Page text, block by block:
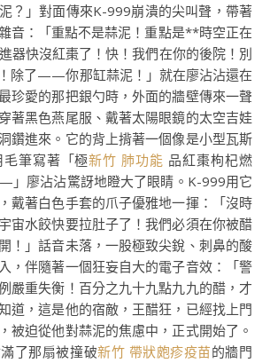
？」對面傳來K-999崩潰的尖叫聲，帶著
音：「重點不是蒜泥！重點是**時空正在
器快沒紅棗了！快！我們在你的後院！別
除了——你那缸蒜泥！」就在廖沾沾還在
珍愛的那把銀勺時，外面的牆壁傳來一聲
著黑色燕尾服、戴著太陽眼鏡的太空吉娃
鑽進來。它的背上揹著一個像是小型瓦斯
筆寫著「極新竹 肺功能 品紅棗枸杞燃
廖沾沾驚訝地瞪大了眼睛。K-999用它
戴著白色手套的爪子優雅地一揮：「沒時
宙水餃快要拉肚子了！我們必須在你被醋
！」話音未落，一股極致尖銳、刺鼻的酸
，伴隨著一個狂妄自大的電子音效：「警
嚴重失衡！百分之九十九點九九的醋，才
道，這是他的宿敵，王醋狂，已經找上門
被迫從他對蒜泥的焦慮中，正式開始了。
了那扇被撞破新竹 帶狀皰疹疫苗的牆門